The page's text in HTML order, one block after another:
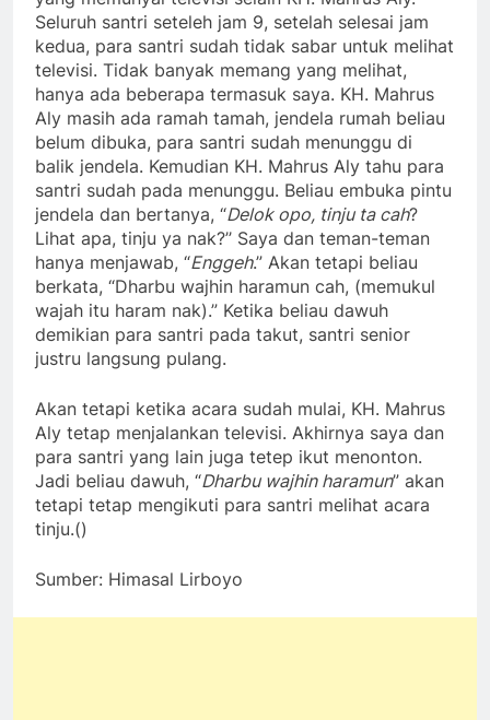
Seluruh santri seteleh jam 9, setelah selesai jam
kedua, para santri sudah tidak sabar untuk melihat
televisi. Tidak banyak memang yang melihat,
hanya ada beberapa termasuk saya. KH. Mahrus
Aly masih ada ramah tamah, jendela rumah beliau
belum dibuka, para santri sudah menunggu di
balik jendela. Kemudian KH. Mahrus Aly tahu para
santri sudah pada menunggu. Beliau embuka pintu
jendela dan bertanya, “Delok opo, tinju ta cah?
Lihat apa, tinju ya nak?’’ Saya dan teman-teman
hanya menjawab, “Enggeh.” Akan tetapi beliau
berkata, “Dharbu wajhin haramun cah, (memukul
wajah itu haram nak).” Ketika beliau dawuh
demikian para santri pada takut, santri senior
justru langsung pulang.
Akan tetapi ketika acara sudah mulai, KH. Mahrus
Aly tetap menjalankan televisi. Akhirnya saya dan
para santri yang lain juga tetep ikut menonton.
Jadi beliau dawuh, “Dharbu wajhin haramun” akan
tetapi tetap mengikuti para santri melihat acara
tinju.()
Sumber: Himasal Lirboyo